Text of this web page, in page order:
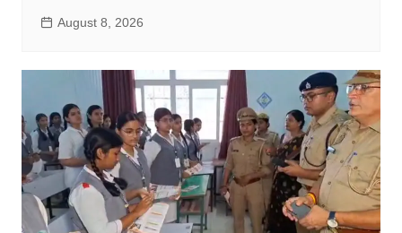
August 8, 2026